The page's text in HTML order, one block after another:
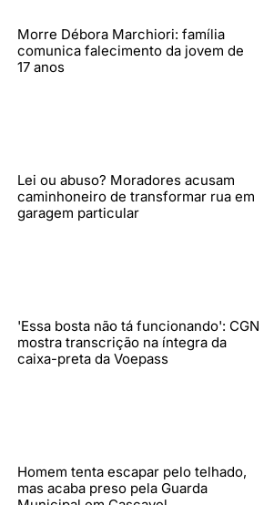
Morre Débora Marchiori: família
comunica falecimento da jovem de
17 anos
Lei ou abuso? Moradores acusam
caminhoneiro de transformar rua em
garagem particular
'Essa bosta não tá funcionando': CGN
mostra transcrição na íntegra da
caixa-preta da Voepass
Homem tenta escapar pelo telhado,
mas acaba preso pela Guarda